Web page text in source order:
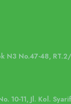
N3 No.47-48,
10-11, Jl. Kol.